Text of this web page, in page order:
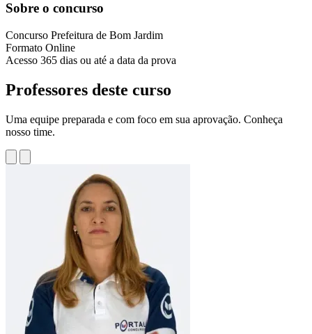
Sobre o concurso
Concurso Prefeitura de Bom Jardim
Formato Online
Acesso 365 dias ou até a data da prova
Professores deste curso
Uma equipe preparada e com foco em sua aprovação. Conheça
nosso time.